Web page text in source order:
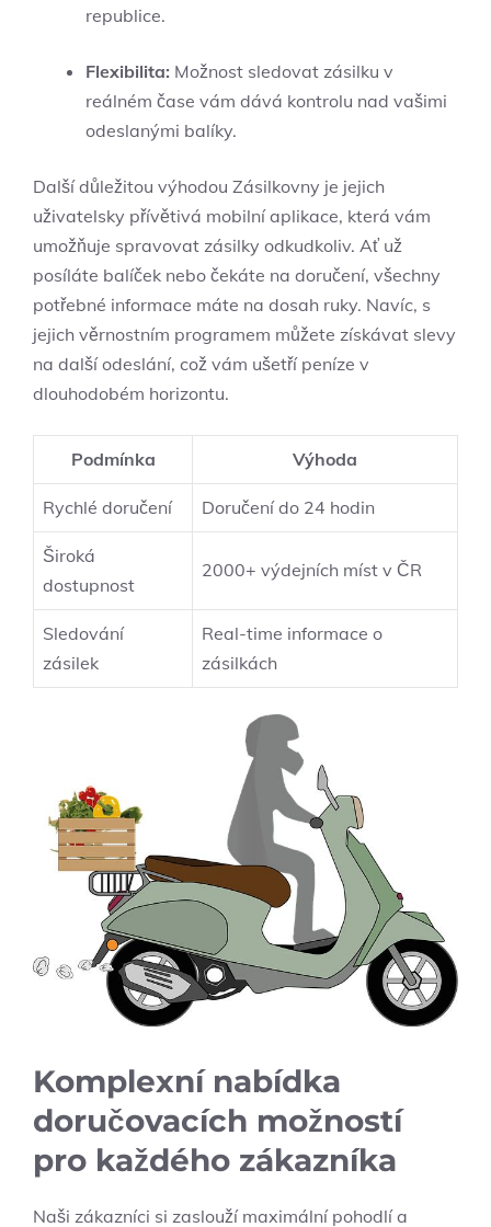
republice.
Flexibilita: Možnost sledovat zásilku v
reálném⁢ čase vám ​dává kontrolu​ nad vašimi
odeslanými ​balíky.
Další důležitou výhodou Zásilkovny je jejich
uživatelsky přívětivá mobilní aplikace, která vám
umožňuje spravovat zásilky odkudkoliv. ​Ať už​
posíláte balíček nebo čekáte na doručení, všechny ​
potřebné informace máte na dosah ruky. Navíc, s
jejich věrnostním programem můžete získávat slevy
na další odeslání, ‌což vám ušetří ​peníze v
dlouhodobém horizontu.
Podmínka Výhoda
Rychlé doručení Doručení‌ do ⁣24 ​hodin
Široká
dostupnost
2000+ výdejních ⁣míst v ČR
Sledování
zásilek
Real-time informace o
zásilkách
Komplexní nabídka
doručovacích možností
pro každého‍ zákazníka
Naši zákazníci si zaslouží maximální ⁣pohodlí a